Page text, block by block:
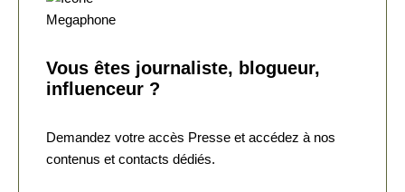
Vous êtes journaliste, blogueur,
influenceur ?
Demandez votre accès Presse et accédez à nos
contenus et contacts dédiés.